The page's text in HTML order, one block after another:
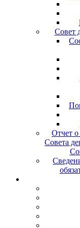
Совет
Отчет о
Совета